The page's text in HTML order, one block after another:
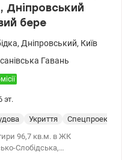
Дніпровський
бере
, Дніпровський, Київ
Гавань
эт.
Укриття Спецпроект
96,7 кв.м. в ЖК
Слобідська,